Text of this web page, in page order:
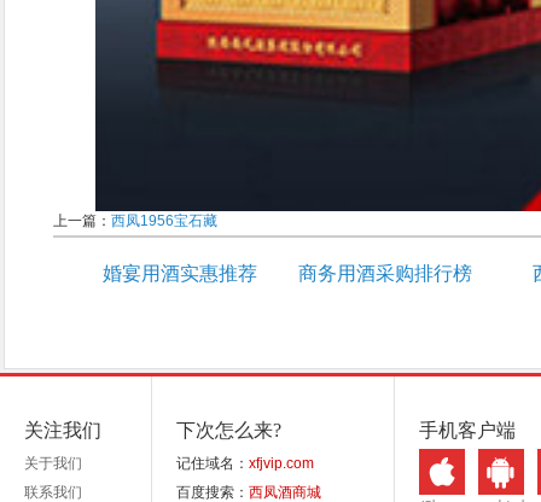
上一篇： 西凤1956宝石藏
婚宴用酒实惠推荐 商务用酒采购排行榜
关注我们
关于我们
联系我们
下次怎么来?
记住域名： xfjvip.com
百度搜索： 西凤酒商城
手机客户端